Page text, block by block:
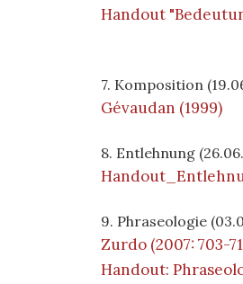
Handout
7. Komposition
Gévaudan (1999)
8. Entlehnung
9. Phraseologie
Zurdo (2007: 703-
Handout: